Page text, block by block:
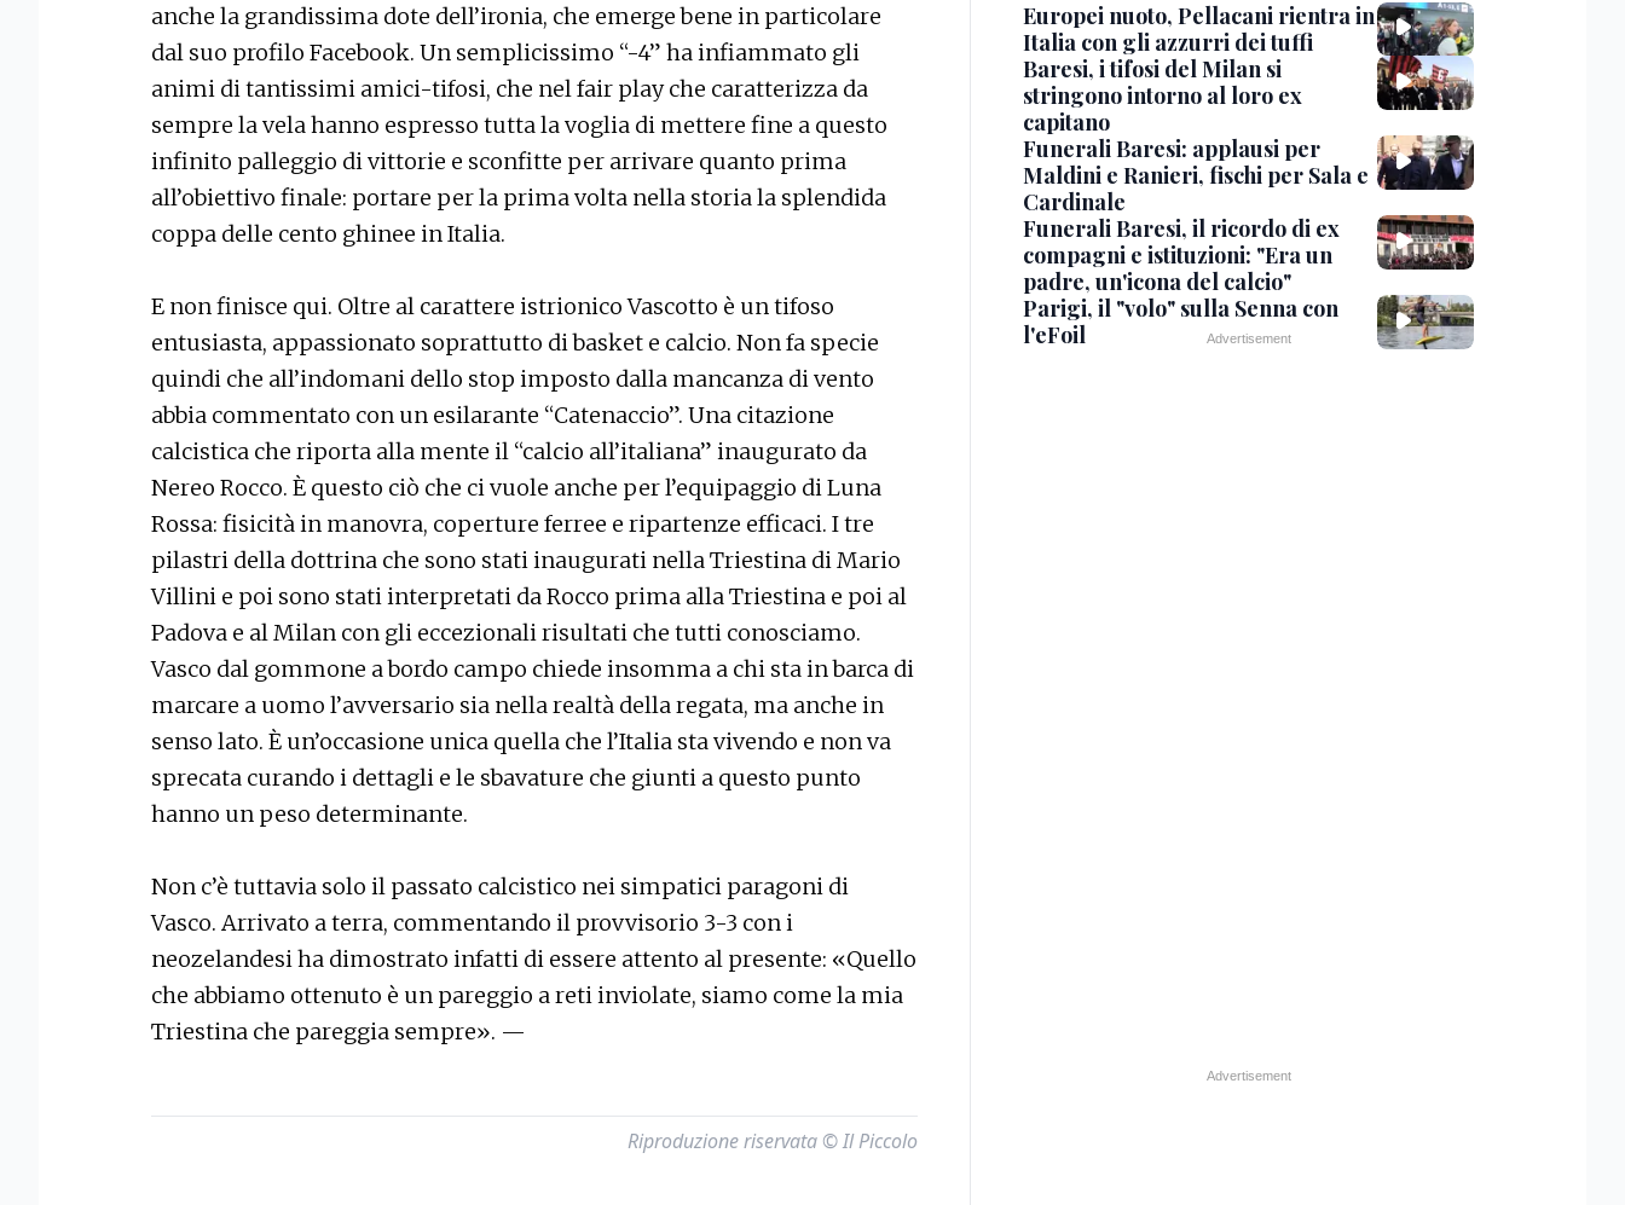
anche la grandissima dote dell’ironia, che emerge bene in particolare
dal suo profilo Facebook. Un semplicissimo “-4” ha infiammato gli
animi di tantissimi amici-tifosi, che nel fair play che caratterizza da
sempre la vela hanno espresso tutta la voglia di mettere fine a questo
infinito palleggio di vittorie e sconfitte per arrivare quanto prima
all’obiettivo finale: portare per la prima volta nella storia la splendida
coppa delle cento ghinee in Italia.
E non finisce qui. Oltre al carattere istrionico Vascotto è un tifoso
entusiasta, appassionato soprattutto di basket e calcio. Non fa specie
quindi che all’indomani dello stop imposto dalla mancanza di vento
abbia commentato con un esilarante “Catenaccio”. Una citazione
calcistica che riporta alla mente il “calcio all’italiana” inaugurato da
Nereo Rocco. È questo ciò che ci vuole anche per l’equipaggio di Luna
Rossa: fisicità in manovra, coperture ferree e ripartenze efficaci. I tre
pilastri della dottrina che sono stati inaugurati nella Triestina di Mario
Villini e poi sono stati interpretati da Rocco prima alla Triestina e poi al
Padova e al Milan con gli eccezionali risultati che tutti conosciamo.
Vasco dal gommone a bordo campo chiede insomma a chi sta in barca di
marcare a uomo l’avversario sia nella realtà della regata, ma anche in
senso lato. È un’occasione unica quella che l’Italia sta vivendo e non va
sprecata curando i dettagli e le sbavature che giunti a questo punto
hanno un peso determinante.
Non c’è tuttavia solo il passato calcistico nei simpatici paragoni di
Vasco. Arrivato a terra, commentando il provvisorio 3-3 con i
neozelandesi ha dimostrato infatti di essere attento al presente: «Quello
che abbiamo ottenuto è un pareggio a reti inviolate, siamo come la mia
Triestina che pareggia sempre». —
Riproduzione riservata © Il Piccolo
Europei nuoto, Pellacani rientra in
Italia con gli azzurri dei tuffi
Baresi, i tifosi del Milan si
stringono intorno al loro ex
capitano
Funerali Baresi: applausi per
Maldini e Ranieri, fischi per Sala e
Cardinale
Funerali Baresi, il ricordo di ex
compagni e istituzioni: "Era un
padre, un'icona del calcio"
Parigi, il "volo" sulla Senna con
l'eFoil